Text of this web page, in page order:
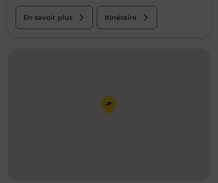
En savoir plus Itinéraire
Pin de la carte